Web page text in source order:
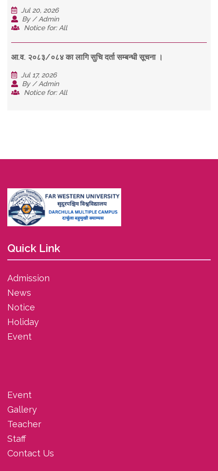
Jul 20, 2026
By / Admin
Notice for: All
आ.व. २०८३/०८४ का लागि सुचि दर्ता सम्बन्धी सूचना ।
Jul 17, 2026
By / Admin
Notice for: All
Quick Link
Admission
News
Notice
Holiday
Event
Event
Gallery
Teacher
Staff
Contact Us